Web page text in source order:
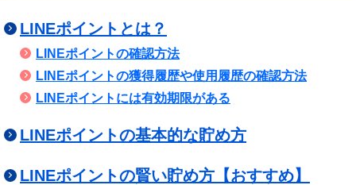
LINEポイントとは？
LINEポイントの確認方法
LINEポイントの獲得履歴や使用履歴の確認方法
LINEポイントには有効期限がある
LINEポイントの基本的な貯め方
LINEポイントの賢い貯め方【おすすめ】